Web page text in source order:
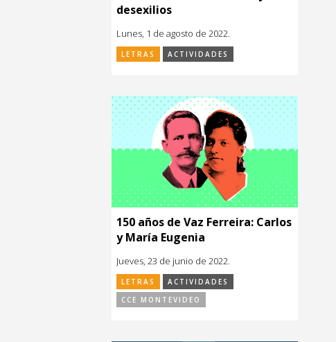
desexilios
Lunes, 1 de agosto de 2022.
LETRAS ACTIVIDADES
150 años de Vaz Ferreira: Carlos
y María Eugenia
Jueves, 23 de junio de 2022.
LETRAS
ACTIVIDADES
CCE MONTEVIDEO